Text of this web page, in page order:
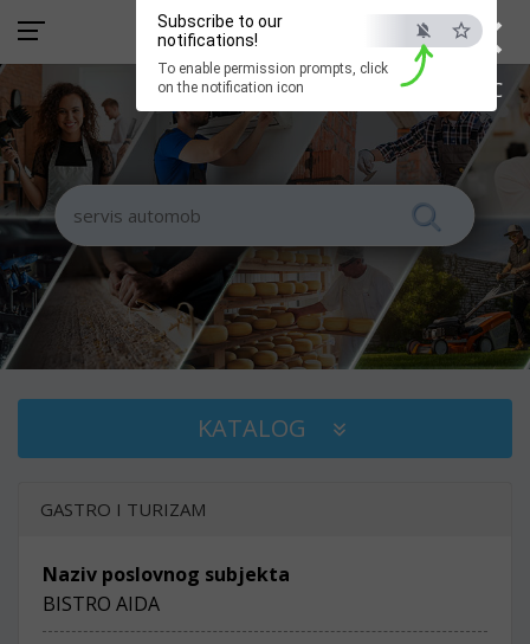
×
ESC
Subscribe to our
notifications!
To enable permission prompts, click
on the notification icon
KATALOG
GASTRO I TURIZAM
Naziv poslovnog subjekta
BISTRO AIDA